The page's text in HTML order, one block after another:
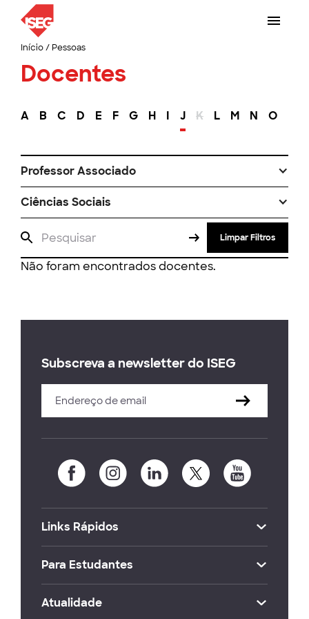
Início/ Pessoas
Docentes
A B C D E F G H I J K L M N O
Professor Associado
Ciências Sociais
Limpar Filtros
Não foram encontrados docentes.
Subscreva a newsletter do ISEG
Links Rápidos
Para Estudantes
Atualidade